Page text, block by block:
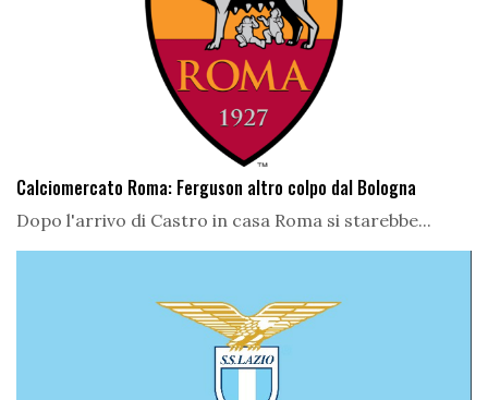
Calciomercato Roma: Ferguson altro colpo dal Bologna
Dopo l'arrivo di Castro in casa Roma si starebbe...